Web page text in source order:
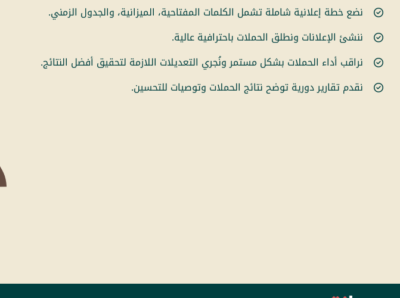
نضع خطة إعلانية شاملة تشمل الكلمات المفتاحية، الميزانية، والجدول الزمني.
ننشئ الإعلانات ونطلق الحملات باحترافية عالية.
نراقب أداء الحملات بشكل مستمر ونُجري التعديلات اللازمة لتحقيق أفضل النتائج.
نقدم تقارير دورية توضح نتائج الحملات وتوصيات للتحسين.